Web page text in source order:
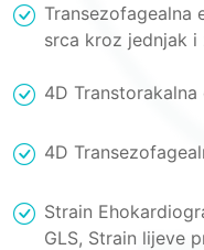
Transezofagealna
srca kroz jednjak i
4D
4D
Strain
GLS, Strain lijeve